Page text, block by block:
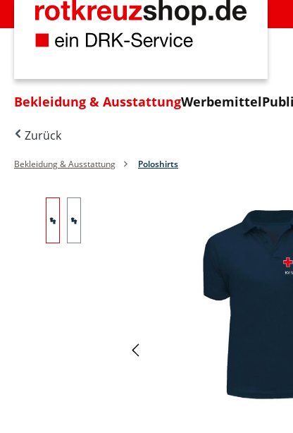
Hauptinhalt springen
Zur Suche springen
Zur Hauptnavigation springen
Bekleidung & AusstattungWerbemittel
Zurück
Bekleidung & Ausstattung Poloshirts